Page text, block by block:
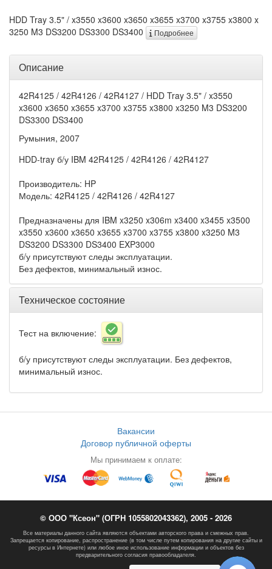
HDD Tray 3.5" / x3550 x3600 x3650 x3655 x3700 x3755 x3800 x
3250 M3 DS3200 DS3300 DS3400
Подробнее
Описание
42R4125 / 42R4126 / 42R4127 / HDD Tray 3.5" / x3550
x3600 x3650 x3655 x3700 x3755 x3800 x3250 M3 DS3200
DS3300 DS3400
Румыния, 2007
HDD-tray б/у IBM 42R4125 / 42R4126 / 42R4127
Производитель: HP
Модель: 42R4125 / 42R4126 / 42R4127
Предназначены для IBM x3250 x306m x3400 x3455 x3500
x3550 x3600 x3650 x3655 x3700 x3755 x3800 x3250 M3
DS3200 DS3300 DS3400 EXP3000
б/у присутствуют следы эксплуатации.
Без дефектов, минимальный износ.
Техническое состояние
Тест на включение:
б/у присутствуют следы эксплуатации. Без дефектов,
минимальный износ.
Вакансии
Договор публичной оферты
Мы принимаем к оплате:
© ООО "Ксеон" (ОГРН 1055802043362), 2005 - 2026
Все материалы данного сайта являются объектами авторского права и смежных прав.
Запрещается копирование, распространение (в том числе путем копирования на другие сайты и
ресурсы в Интернете) или любое иное использование информации и объектов без
предварительного согласия правообладателя.